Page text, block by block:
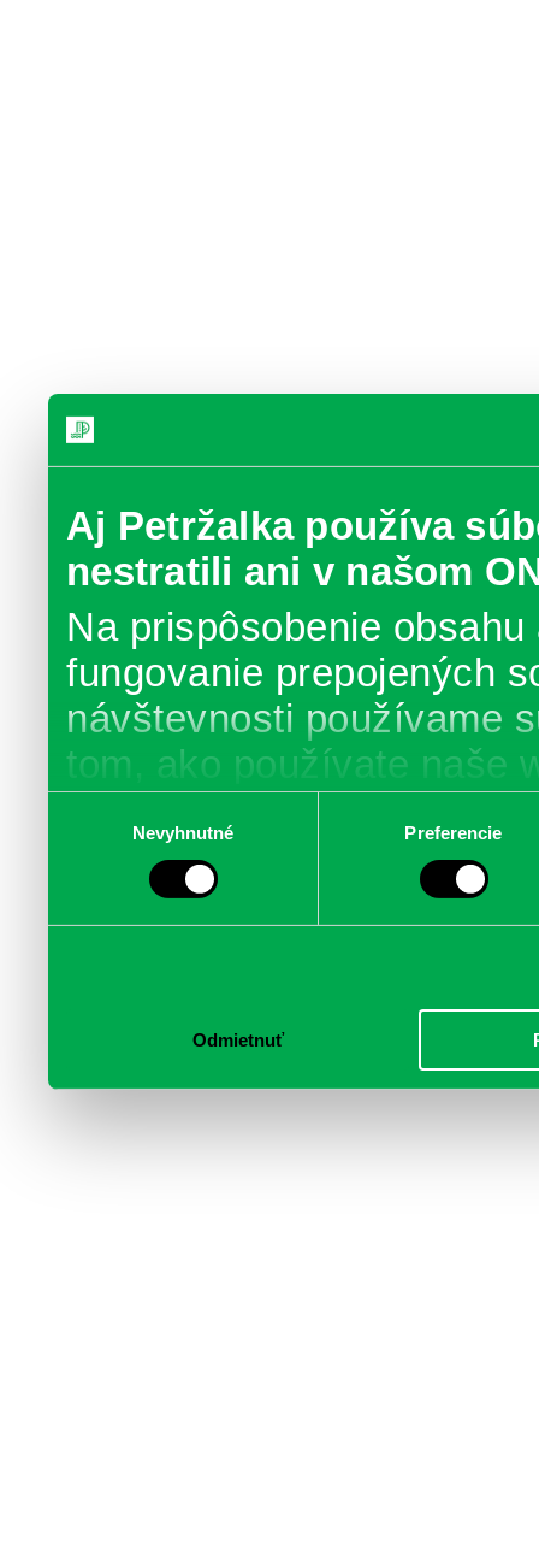
Aj Petržalka používa
nestratili ani v našom
Na prispôsobenie
fungovanie prepojených
návštevnosti používame
tom, ako používate naše
médií, inzercie a
informácie skombinovať
Nevyhnutné Preferencie
Odmietnuť